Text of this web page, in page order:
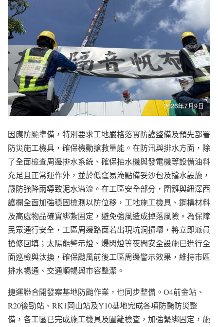
因應防颱準備，特別要求工地嚴格落實防護整備及預先部署
防災施工機具，確保機動搶救量能。在防汛與排水方面，除
了全面檢查周邊排水系統、確保抽水機與發電機等設備油料
充足且正常運作外，並於低窪易淹點備妥沙包及擋水設施，
嚴防強降雨導致泥水溢流。在工區安全部分，圍籬與紐澤西
護欄全面加強穩固檢測以防位移，工地施工機具、鋼構材料
及高處物品確實綁紮固定，避免強風造成掉落風險。為保障
民眾通行安全，工區周邊路面若出現坑洞損壞，將立即派員
搶修回填；太陽能警示燈、爆閃燈等夜間安全設施已進行全
面巡檢與汰換，確保颱風前後工區周邊警示效果，維持市區
排水暢通、交通順暢與市容整潔。
捷運聯合開發案基地防颱作業，也同步整備。O4前金站、
R20後勁站、RK1岡山站及Y10基地完成各項防颱防災整
備，各工區已完成施工機具及圍籬檢查，加強繫綁固定，施